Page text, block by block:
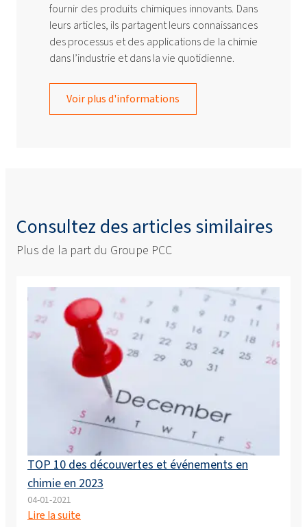
fournir des produits chimiques innovants. Dans
leurs articles, ils partagent leurs connaissances
des processus et des applications de la chimie
dans l’industrie et dans la vie quotidienne.
Voir plus d'informations
Consultez des articles similaires
Plus de la part du Groupe PCC
TOP 10 des découvertes et événements en
chimie en 2023
04-01-2021
Lire la suite